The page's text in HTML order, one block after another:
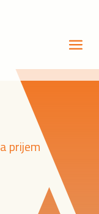
prijem